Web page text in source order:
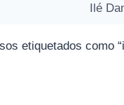
Ilé
etiquetados como